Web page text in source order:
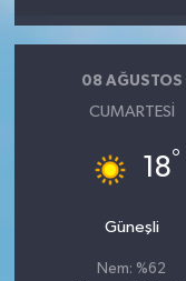
08 AĞUSTOS
CUMARTESI
18°
Güneşli
Nem: %62